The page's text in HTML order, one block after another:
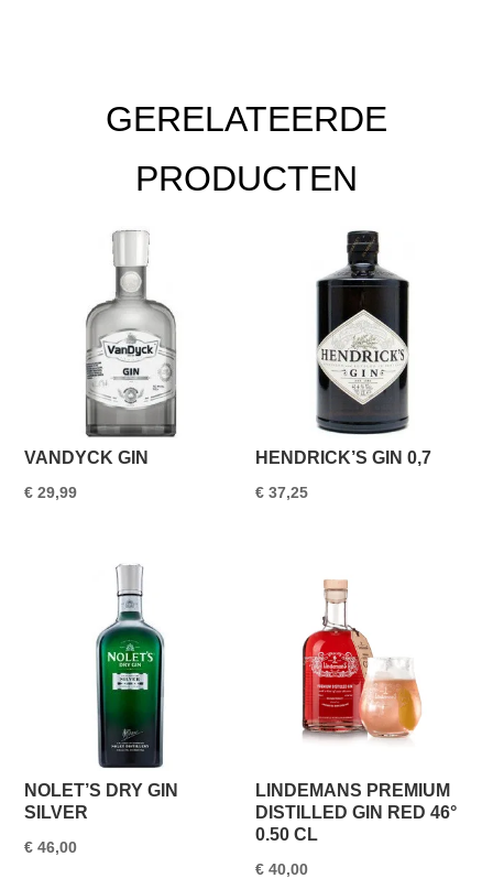
GERELATEERDE
PRODUCTEN
VANDYCK GIN
€ 29,99
HENDRICK’S GIN 0,7
€ 37,25
NOLET’S DRY GIN
SILVER
€ 46,00
LINDEMANS PREMIUM
DISTILLED GIN RED 46°
0.50 CL
€ 40,00